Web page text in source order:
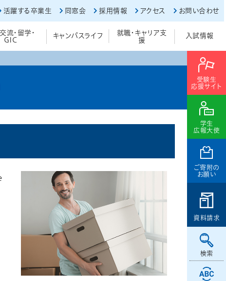
活躍する卒業生 同窓会 採用情報 アクセス お問い合わせ
流・留学・
GIC
キャンパスライフ
就職・キャリア支
援
入試情報
受験生
応援サイト
学生
広報大使
ご寄附の
お願い
資料請求
検索